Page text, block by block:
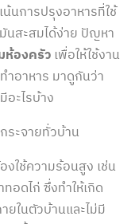
นการปรุงอาหารที่ใช้
นสะสมได้ง่าย ปัญหา
ห้องครัว เพื่อให้ใช้งาน
ำอาหาร มาดูกันว่า
ะไรบ้าง
ระจายทั่วบ้าน
ใช้ความร้อนสูง เช่น
อดไก่ ซึ่งทำให้เกิด
ในตัวบ้านและไม่มี